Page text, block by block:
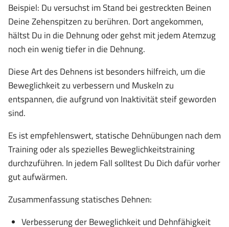
Beispiel: Du versuchst im Stand bei gestreckten Beinen
Deine Zehenspitzen zu berühren. Dort angekommen,
hältst Du in die Dehnung oder gehst mit jedem Atemzug
noch ein wenig tiefer in die Dehnung.
Diese Art des Dehnens ist besonders hilfreich, um die
Beweglichkeit zu verbessern und Muskeln zu
entspannen, die aufgrund von Inaktivität steif geworden
sind.
Es ist empfehlenswert, statische Dehnübungen nach dem
Training oder als spezielles Beweglichkeitstraining
durchzuführen. In jedem Fall solltest Du Dich dafür vorher
gut aufwärmen.
Zusammenfassung statisches Dehnen:
Verbesserung der Beweglichkeit und Dehnfähigkeit